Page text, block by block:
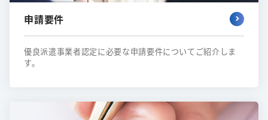
申請要件
優良派遣事業者認定に必要な申請要件についてご紹介しま
す。